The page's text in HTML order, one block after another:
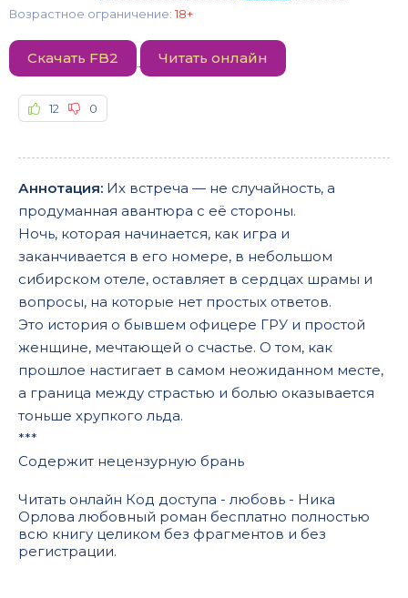
Возрастное ограничение: 18+
Скачать FB2 Читать онлайн
12 0
Аннотация: Их встреча — не случайность, а
продуманная авантюра с её стороны.
Ночь, которая начинается, как игра и
заканчивается в его номере, в небольшом
сибирском отеле, оставляет в сердцах шрамы и
вопросы, на которые нет простых ответов.
Это история о бывшем офицере ГРУ и простой
женщине, мечтающей о счастье. О том, как
прошлое настигает в самом неожиданном месте,
а граница между страстью и болью оказывается
тоньше хрупкого льда.
***
Содержит нецензурную брань
Читать онлайн Код доступа - любовь - Ника
Орлова любовный роман бесплатно полностью
всю книгу целиком без фрагментов и без
регистрации.